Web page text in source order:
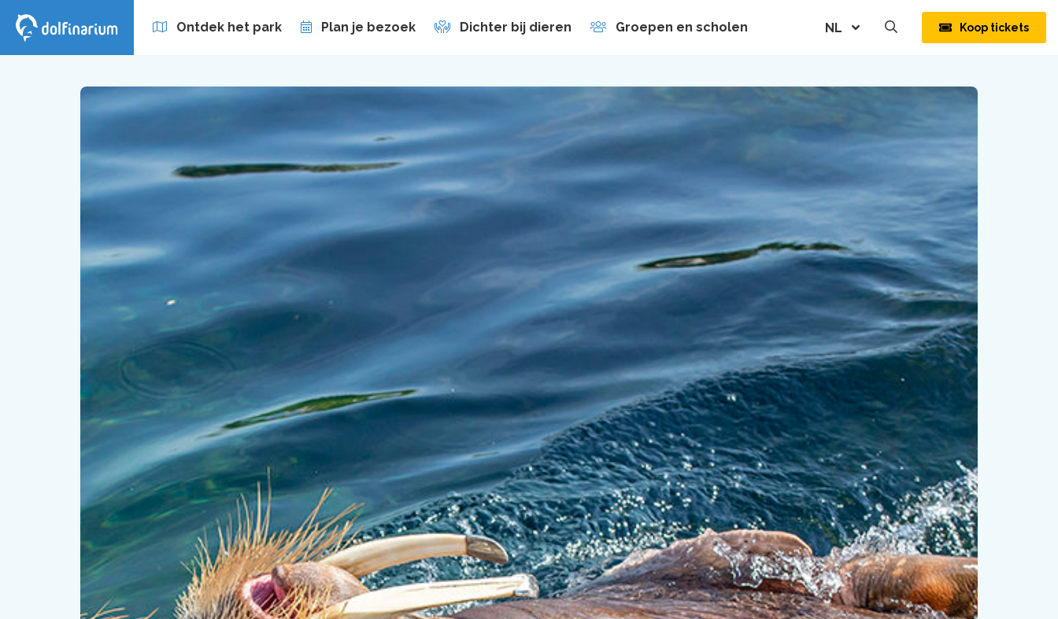
Ontdek het park Plan je bezoek Dichter bij dieren Groepen en scholen NL Koop tickets